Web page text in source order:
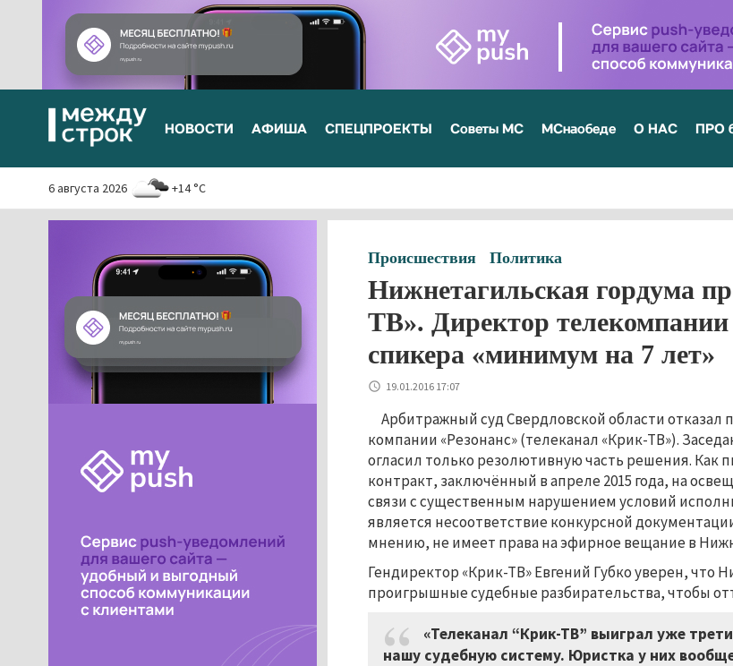
НОВОСТИ АФИША СПЕЦПРОЕКТЫ Советы МС МСнаобеде О НАС ПРО
6 августа 2026 +14 °C
Происшествия Политика
Нижнетагильская гордума
ТВ». Директор телекомпании
спикера «минимум на 7 лет»
19.01.2016 17:07
Арбитражный суд Свердловской области
компании «Резонанс» (телеканал «Крик-ТВ»).
огласил только резолютивную часть решения. Как
контракт, заключённый в апреле 2015 года, на
связи с существенным нарушением условий
является несоответствие конкурсной
мнению, не имеет права на эфирное вещание в
Гендиректор «Крик-ТВ» Евгений Губко уверен, что
проигрышные судебные разбирательства, чтобы
«Телеканал “Крик-ТВ” выиграл уже
нашу судебную систему. Юристка у них